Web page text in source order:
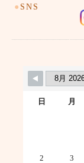
● SNS
日 月
2 3